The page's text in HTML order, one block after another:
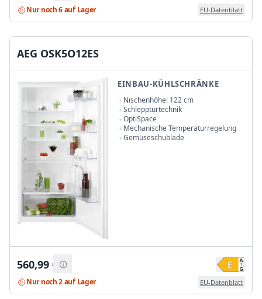
Nur noch 6 auf Lager EU-Datenblatt
AEG OSK5O12ES
EINBAU-KÜHLSCHRÄNKE
Nischenhöhe: 122 cm
Schlepptürtechnik
OptiSpace
Mechanische Temperaturregelung
Gemüseschublade
560,99 €
Nur noch 2 auf Lager EU-Datenblatt